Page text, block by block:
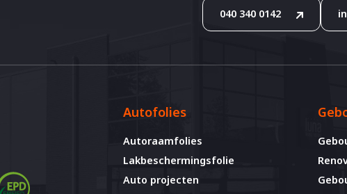
040 340 0142
Autofolies
Autoraamfolies
Lakbeschermingsfolie
Auto projecten